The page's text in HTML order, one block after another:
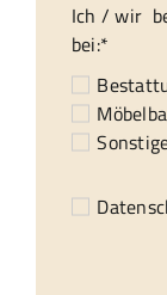
Ich / wir
bei:*